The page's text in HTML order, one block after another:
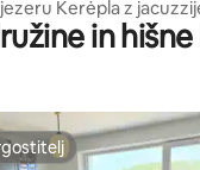
Kerėpla z
in